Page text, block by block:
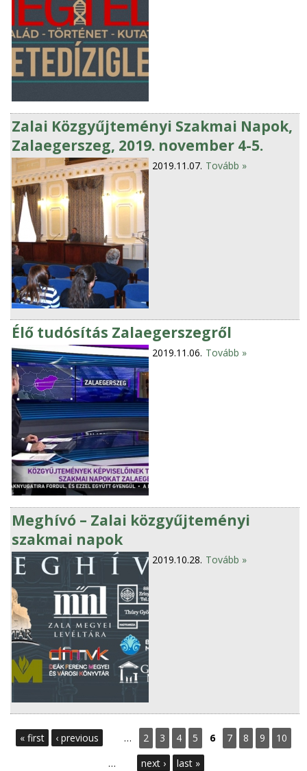
Zalai Közgyűjteményi Szakmai Napok,
Zalaegerszeg, 2019. november 4-5.
2019.11.07. Tovább »
Élő tudósítás Zalaegerszegről
2019.11.06. Tovább »
Meghívó – Zalai közgyűjteményi
szakmai napok
2019.10.28. Tovább »
P« first ‹ previous … 2 3 4 5 6 7 8 9
10
…
next › last »